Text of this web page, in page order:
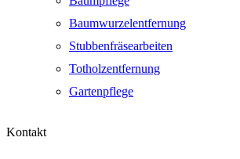
Baumwurzelentfernung
Stubbenfräsearbeiten
Totholzentfernung
Gartenpflege
Kontakt